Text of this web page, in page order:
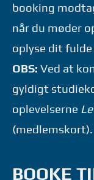
booking
når du møder
oplyse dit fulde
OBS: Ved at
gyldigt
oplevelserne
(medlemskort).
BOOKE